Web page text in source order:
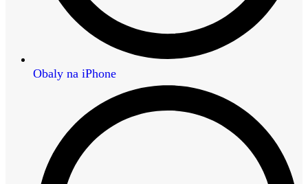
Obaly na iPhone